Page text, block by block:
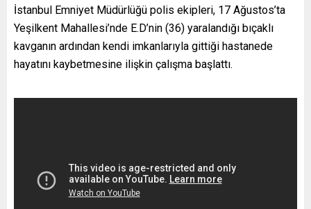
İstanbul Emniyet Müdürlüğü polis ekipleri, 17 Ağustos’ta
Yeşilkent Mahallesi’nde E.D’nin (36) yaralandığı bıçaklı
kavganın ardından kendi imkanlarıyla gittiği hastanede
hayatını kaybetmesine ilişkin çalışma başlattı.